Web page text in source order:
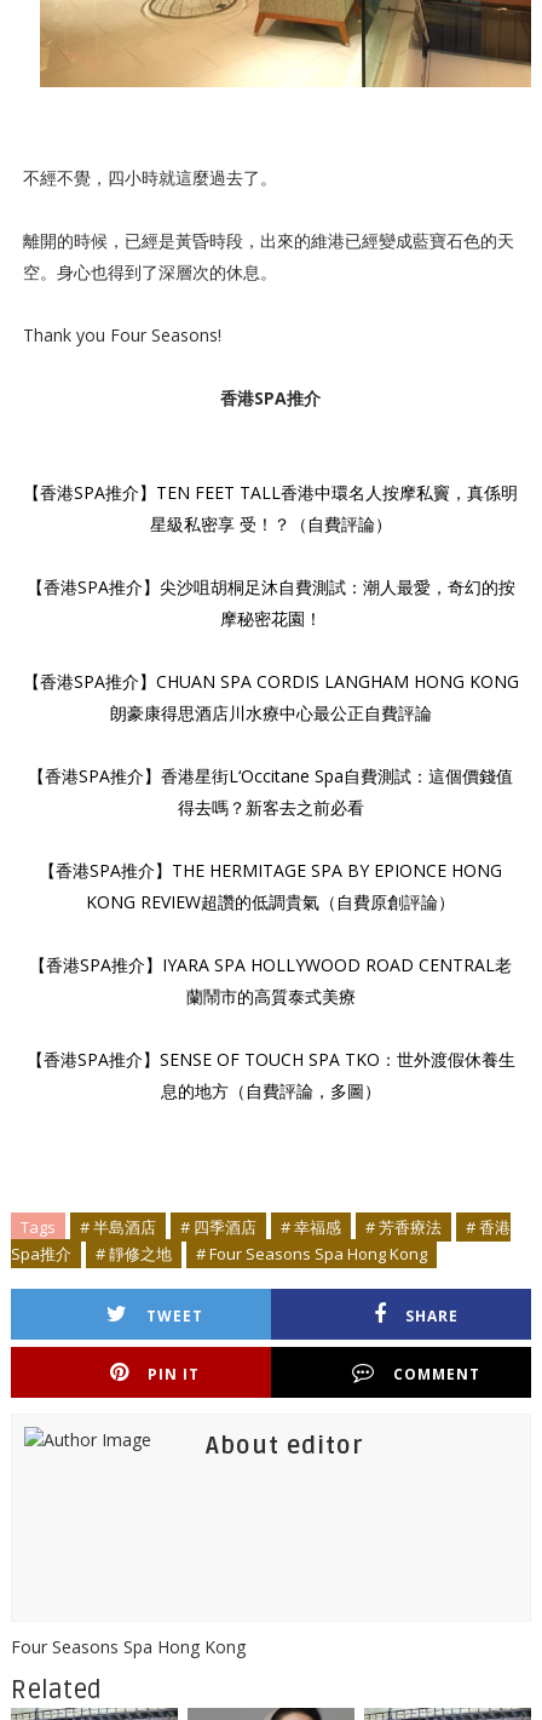
不經不覺，四小時就這麼過去了。
離開的時候，已經是黃昏時段，出來的維港已經變成藍寶石色的天
空。身心也得到了深層次的休息。
Thank you Four Seasons!
香港SPA推介
【香港SPA推介】TEN FEET TALL香港中環名人按摩私竇，真係明
星級私密享 受！？（自費評論）
【香港SPA推介】尖沙咀胡桐足沐自費測試：潮人最愛，奇幻的按
摩秘密花園！
【香港SPA推介】CHUAN SPA CORDIS LANGHAM HONG KONG
朗豪康得思酒店川水療中心最公正自費評論
【香港SPA推介】香港星街L‘Occitane Spa自費測試：這個價錢值
得去嗎？新客去之前必看
【香港SPA推介】THE HERMITAGE SPA BY EPIONCE HONG
KONG REVIEW超讚的低調貴氣（自費原創評論）
【香港SPA推介】IYARA SPA HOLLYWOOD ROAD CENTRAL老
蘭鬧市的高質泰式美療
【香港SPA推介】SENSE OF TOUCH SPA TKO：世外渡假休養生
息的地方（自費評論，多圖）
Tags # 半島酒店 # 四季酒店 # 幸福感 # 芳香療法
# 香港
Spa推介
# 靜修之地 # Four Seasons Spa Hong Kong
TWEET SHARE
PIN IT COMMENT
About editor
Four Seasons Spa Hong Kong
Related